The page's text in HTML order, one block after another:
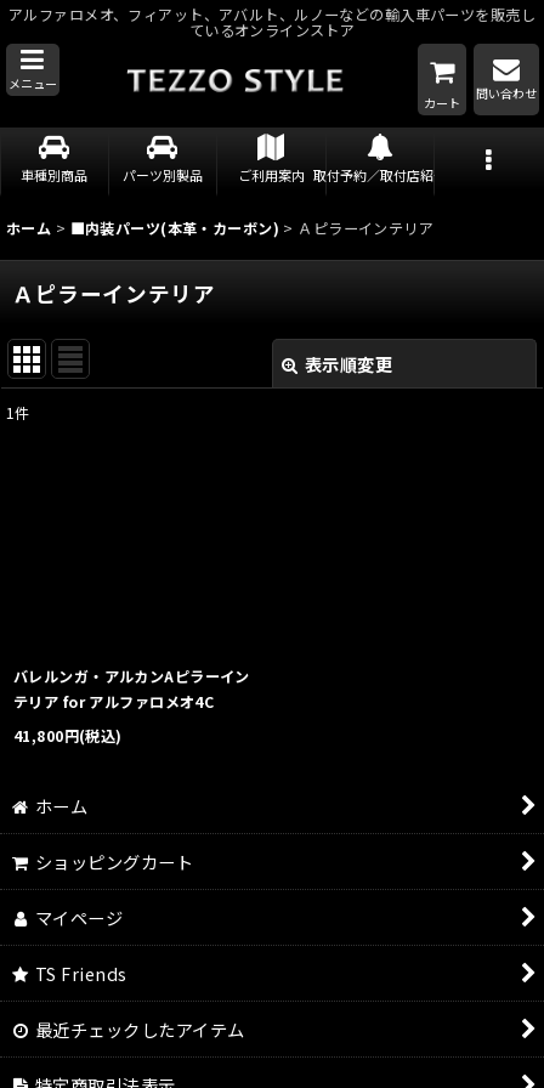
アルファロメオ、フィアット、アバルト、ルノーなどの輸入車パーツを販売し
ているオンラインストア
メニュー
カート
問い合わせ
車種別商品 パーツ別製品 ご利用案内 取付予約／取付店紹介
ホーム > ■内装パーツ(本革・カーボン) > Ａピラーインテリア
Ａピラーインテリア
表示順変更
1件
バレルンガ・アルカンAピラーイン
テリア for アルファロメオ4C
41,800円(税込)
ホーム
ショッピングカート
マイページ
TS Friends
最近チェックしたアイテム